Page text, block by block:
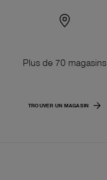
Plus de 70 magasins
TROUVER UN MAGASIN